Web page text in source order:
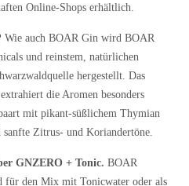
Online-Shops erhältlich.
Wie auch BOAR Gin wird BOAR
und reinstem, natürlichen
hergestellt. Das
die Aromen besonders
mit pikant-süßlichem Thymian
Zitrus- und Koriandertöne.
GNZERO + Tonic. BOAR
für den Mix mit Tonicwater oder als